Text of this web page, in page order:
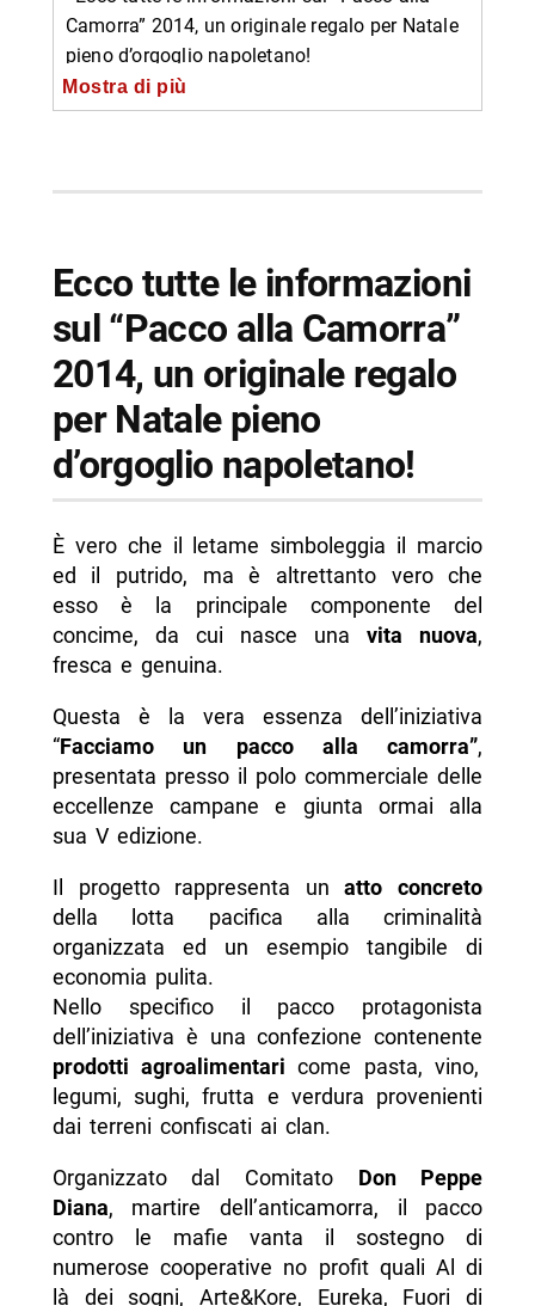
Camorra” 2014, un originale regalo per Natale
pieno d’orgoglio napoletano!
-- I pacchi anticamorra
-- Scopri di più da Napolike.it
Mostra di più
Ecco tutte le informazioni
sul “Pacco alla Camorra”
2014, un originale regalo
per Natale pieno
d’orgoglio napoletano!
È vero che il letame simboleggia il marcio
ed il putrido, ma è altrettanto vero che
esso è la principale componente del
concime, da cui nasce una vita nuova,
fresca e genuina.
Questa è la vera essenza dell’iniziativa
“Facciamo un pacco alla camorra”,
presentata presso il polo commerciale delle
eccellenze campane e giunta ormai alla
sua V edizione.
Il progetto rappresenta unatto concreto
della lotta pacifica alla criminalità
organizzata ed un esempio tangibile di
economia pulita.
Nello specifico il pacco protagonista
dell’iniziativa è una confezione contenente
prodotti agroalimentari come pasta, vino,
legumi, sughi, frutta e verdura provenienti
dai terreni confiscati ai clan.
Organizzato dal Comitato Don Peppe
Diana, martire dell’anticamorra, il pacco
contro le mafie vanta il sostegno di
numerose cooperative no profit quali Al di
là dei sogni, Arte&Kore, Eureka, Fuori di